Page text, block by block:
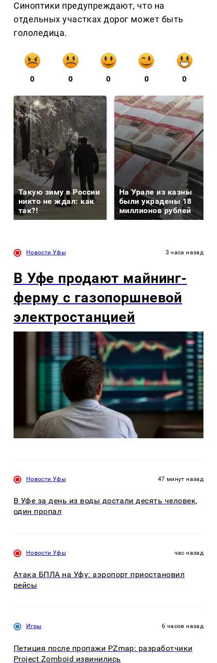
Синоптики предупреждают, что на
отдельных участках дорог может быть
гололедица.
0 0 0 0 0
Такую зиму в России
никто не ждал: как
так?!
На Урале из казны
были украдены 18
миллионов рублей
Новости Уфы 3 часа назад
В Уфе продают майнинг-
ферму с газопоршневой
электростанцией
Новости Уфы 47 минут назад
В Уфе за день из воды достали десять человек,
один пропал
Новости Уфы час назад
Атака БПЛА на Уфу: аэропорт приостановил
рейсы
Игры 6 часов назад
Петиция после пропажи PZmap: разработчики
Project Zomboid извинились